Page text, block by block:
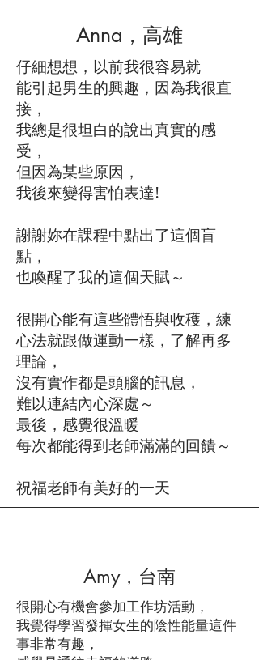
Anna，高雄
仔細想想，以前我很容易就
能引起男生的興趣，因為我很直
接，
我總是很坦白的說出真實的感
受，
但因為某些原因，
我後來變得害怕表達!
謝謝妳在課程中點出了這個盲
點，
也喚醒了我的這個天賦～
很開心能有這些體悟與收穫，練
心法就跟做運動一樣，了解再多
理論，
沒有實作都是頭腦的訊息，
難以連結內心深處～
最後，感覺很溫暖
每次都能得到老師滿滿的回饋～
祝福老師有美好的一天
Amy，台南
很開心有機會參加工作坊活動，
我覺得學習發揮女生的陰性能量這件
事非常有趣，